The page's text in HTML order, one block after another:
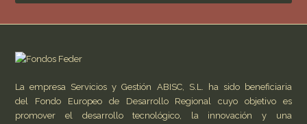
La empresa Servicios y Gestión ABISC, S.L. ha sido beneficiaria
del Fondo Europeo de Desarrollo Regional cuyo objetivo es
promover el desarrollo tecnológico, la innovación y una